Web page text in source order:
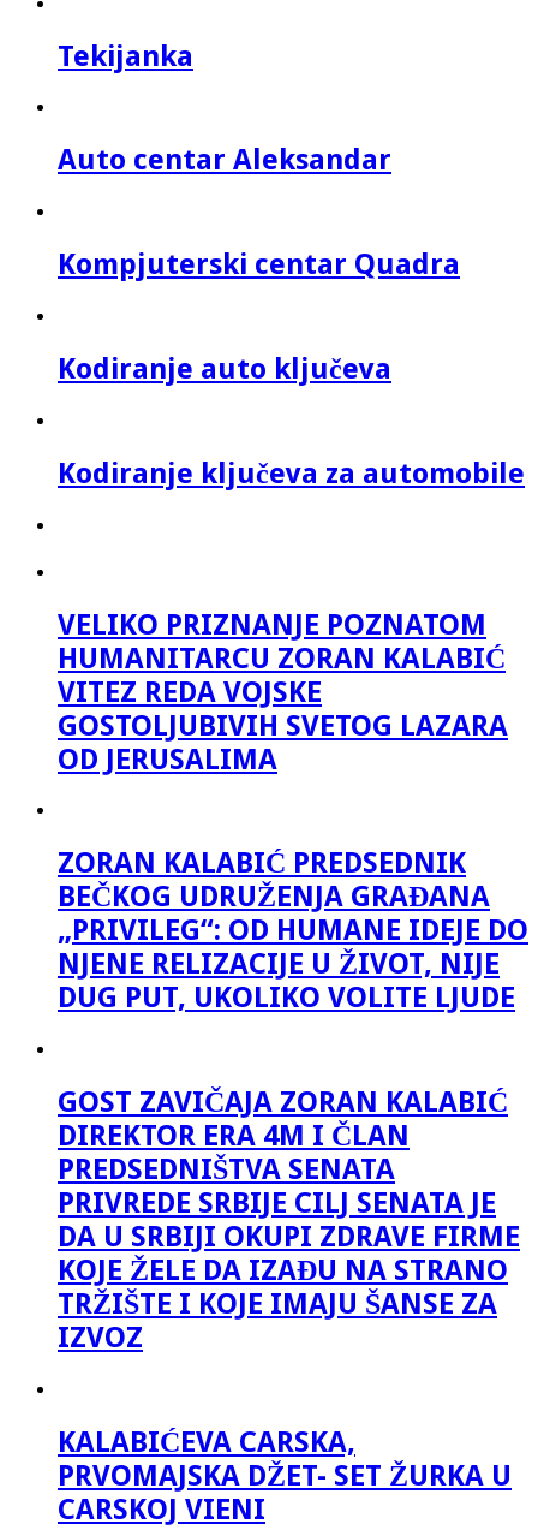
Tekijanka
Auto centar Aleksandar
Kompjuterski centar Quadra
Kodiranje auto ključeva
Kodiranje ključeva za automobile
VELIKO PRIZNANJE POZNATOM
HUMANITARCU ZORAN KALABIĆ
VITEZ REDA VOJSKE
GOSTOLJUBIVIH SVETOG LAZARA
OD JERUSALIMA
ZORAN KALABIĆ PREDSEDNIK
BEČKOG UDRUŽENJA GRAĐANA
„PRIVILEG“: OD HUMANE IDEJE DO
NJENE RELIZACIJE U ŽIVOT, NIJE
DUG PUT, UKOLIKO VOLITE LJUDE
GOST ZAVIČAJA ZORAN KALABIĆ
DIREKTOR ERA 4M I ČLAN
PREDSEDNIŠTVA SENATA
PRIVREDE SRBIJE CILJ SENATA JE
DA U SRBIJI OKUPI ZDRAVE FIRME
KOJE ŽELE DA IZAĐU NA STRANO
TRŽIŠTE I KOJE IMAJU ŠANSE ZA
IZVOZ
KALABIĆEVA CARSKA,
PRVOMAJSKA DŽET- SET ŽURKA U
CARSKOJ VIENI